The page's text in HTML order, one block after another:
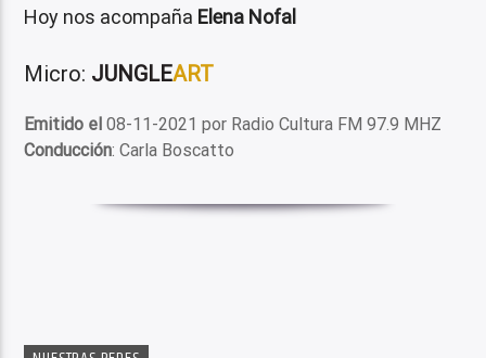
Hoy nos acompaña Elena Nofal
Micro: JUNGLEART
Emitido el 08-11-2021 por Radio Cultura FM 97.9 MHZ
Conducción: Carla Boscatto